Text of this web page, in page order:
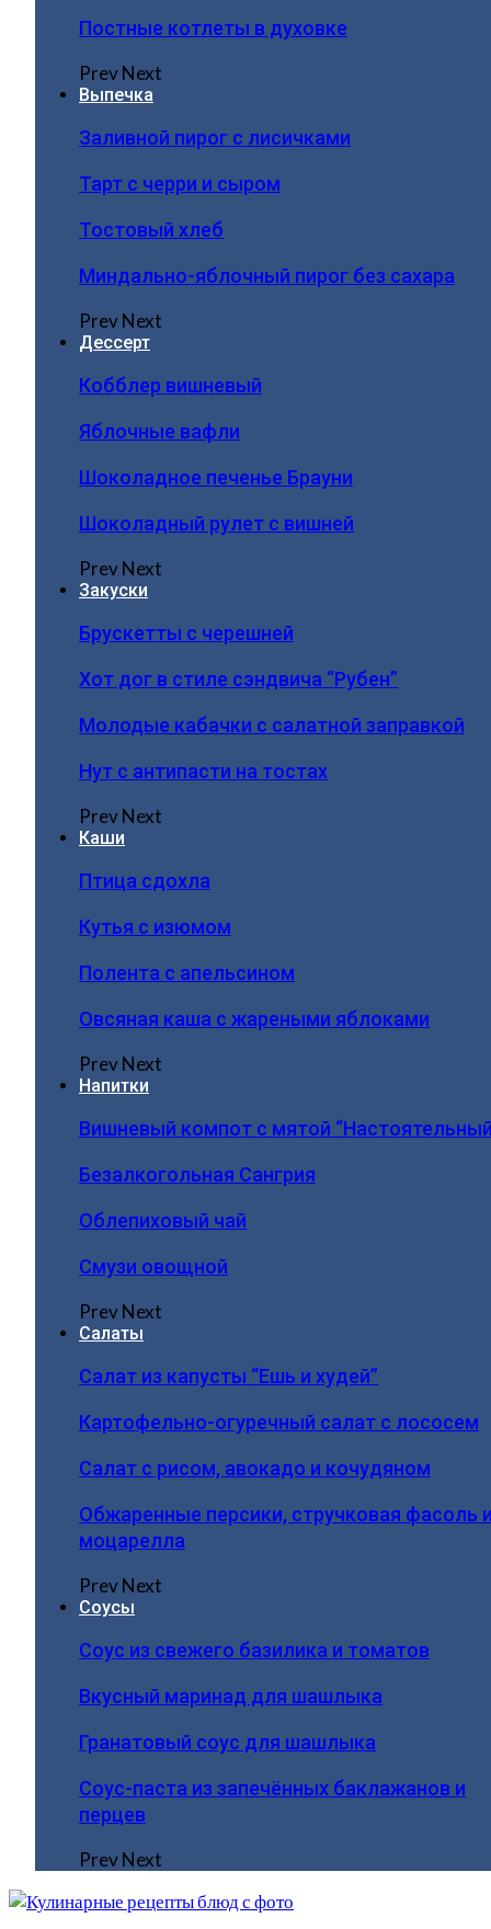
Постные котлеты в духовке
PrevNext
Выпечка
Заливной пирог с лисичками
Тарт с черри и сыром
Тостовый хлеб
Миндально-яблочный пирог без сахара
PrevNext
Дессерт
Кобблер вишневый
Яблочные вафли
Шоколадное печенье Брауни
Шоколадный рулет с вишней
PrevNext
Закуски
Брускетты с черешней
Хот дог в стиле сэндвича “Рубен”
Молодые кабачки с салатной заправкой
Нут с антипасти на тостах
PrevNext
Каши
Птица сдохла
Кутья с изюмом
Полента с апельсином
Овсяная каша с жареными яблоками
PrevNext
Напитки
Вишневый компот с мятой
Безалкогольная Сангрия
Облепиховый чай
Смузи овощной
PrevNext
Салаты
Салат из капусты “Ешь и худей”
Картофельно-огуречный салат с лососем
Салат с рисом, авокадо и кочудяном
Обжаренные персики, стручковая фасоль
моцарелла
PrevNext
Соусы
Соус из свежего базилика и томатов
Вкусный маринад для шашлыка
Гранатовый соус для шашлыка
Соус-паста из запечённых баклажанов и
перцев
PrevNext